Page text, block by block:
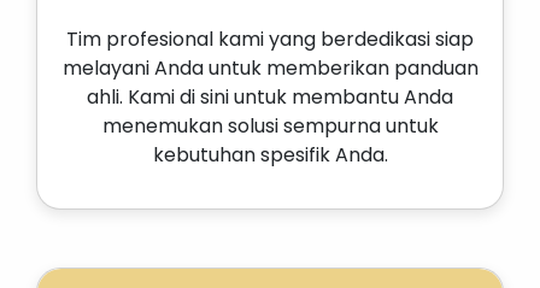
Tim profesional kami yang berdedikasi siap
melayani Anda untuk memberikan panduan
ahli. Kami di sini untuk membantu Anda
menemukan solusi sempurna untuk
kebutuhan spesifik Anda.